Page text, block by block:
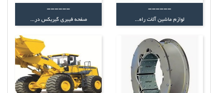
------
لوازم ماشین آلات راه...
------
صفحه فیبری گیربکس در...